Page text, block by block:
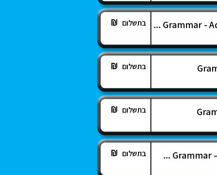
Grammar - בתשלום
בתשלום
בתשלום
Grammar בתשלום